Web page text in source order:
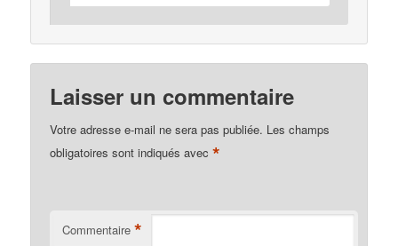
Laisser un commentaire
Votre adresse e-mail ne sera pas publiée. Les champs
obligatoires sont indiqués avec*
Commentaire *